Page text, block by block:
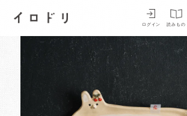
イロドリ
ログイン 読みもの